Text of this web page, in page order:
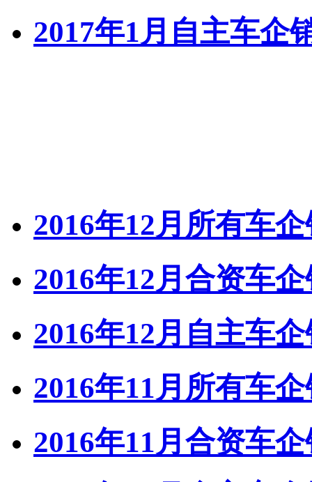
2017年1月自主车企
2016年12月所有车
2016年12月合资车
2016年12月自主车
2016年11月所有车
2016年11月合资车